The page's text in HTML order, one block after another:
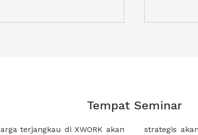
Tempat Seminar
terjangkau di XWORK akan
anda diminati orang banyak,